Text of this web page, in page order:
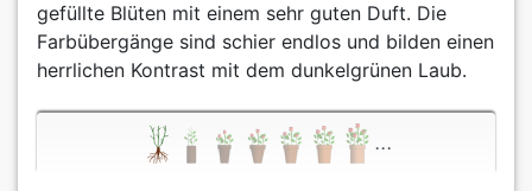
gefüllte Blüten mit einem sehr guten Duft. Die
Farbübergänge sind schier endlos und bilden einen
herrlichen Kontrast mit dem dunkelgrünen Laub.
...